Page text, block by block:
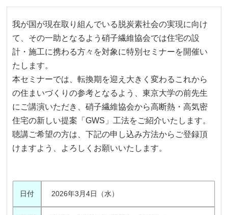
我が国が現在取り組んでいる脱炭素社会の実現に向け
て、その一助となるよう硝子繊維協会では住宅の設
計・施工に携わる方々を対象に特別セミナーを開催い
たします。
本セミナーでは、転換期を迎え大きく変わるこれから
の住まいづくりの参考となるよう、東京大学の前先生
にご講演いただき、硝子繊維協会から高断熱・高気密
住宅の新しい提案「GWS」工法をご紹介いたします。
聴講ご希望の方は、下記の申し込み方法からご登録頂
けますよう、よろしくお願いいたします。
日付 2026年3月4日（水）